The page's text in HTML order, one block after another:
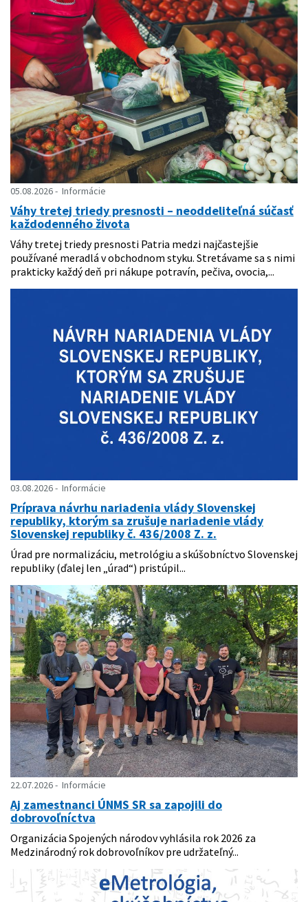
05.08.2026 Informácie
Váhy tretej triedy presnosti – neoddeliteľná súčasť
každodenného života
Váhy tretej triedy presnosti Patria medzi najčastejšie
používané meradlá v obchodnom styku. Stretávame sa s nimi
prakticky každý deň pri nákupe potravín, pečiva, ovocia,...
03.08.2026 Informácie
Príprava návrhu nariadenia vlády Slovenskej
republiky, ktorým sa zrušuje nariadenie vlády
Slovenskej republiky č. 436/2008 Z. z.
Úrad pre normalizáciu, metrológiu a skúšobníctvo Slovenskej
republiky (ďalej len „úrad“) pristúpil...
22.07.2026 Informácie
Aj zamestnanci ÚNMS SR sa zapojili do
dobrovoľníctva
Organizácia Spojených národov vyhlásila rok 2026 za
Medzinárodný rok dobrovoľníkov pre udržateľný...